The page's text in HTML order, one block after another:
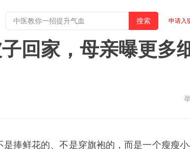
申请入
回家，母亲曝更多
捧鲜花的、不是穿旗袍的，而是一个瘦瘦